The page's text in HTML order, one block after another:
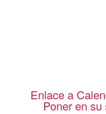
Enlace a
Poner en